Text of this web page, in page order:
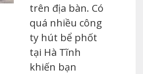
trên địa bàn. Có
quá nhiều công
ty hút bể phốt
tại Hà Tĩnh
khiến bạn